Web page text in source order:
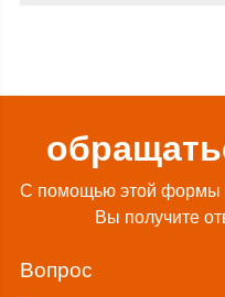
С помощью этой формы
Вы получите
вопрос